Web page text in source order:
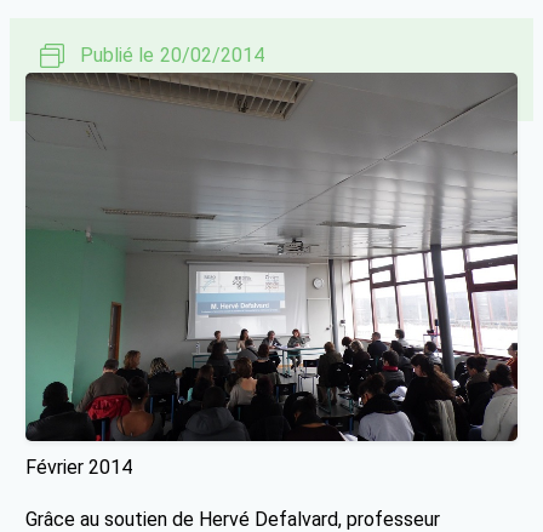
Publié le 20/02/2014
Février 2014
Grâce au soutien de Hervé Defalvard, professeur